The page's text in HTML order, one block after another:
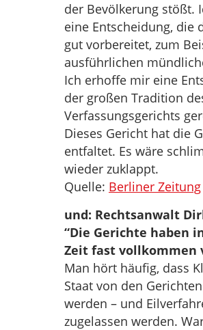
der Bevölkerung stößt.
eine Entscheidung, die
gut vorbereitet, zum
ausführlichen
Ich erhoffe mir eine
der großen Tradition
Verfassungsgerichts
Dieses Gericht hat die
entfaltet. Es wäre
wieder zuklappt.
Quelle: Berliner Zeitung
und: Rechtsanwalt
“Die Gerichte haben
Zeit fast vollkommen
Man hört häufig, dass
Staat von den
werden – und
zugelassen werden.